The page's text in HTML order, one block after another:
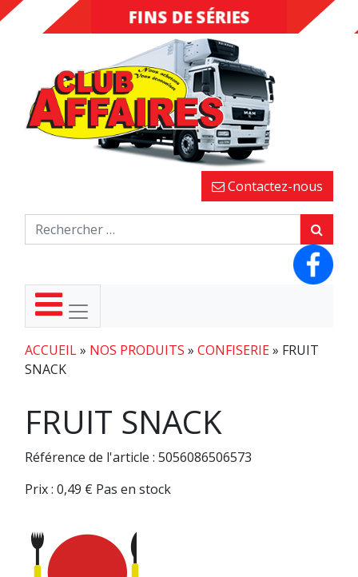
DESTOCKAGE
FINS DE SÉRIES
Contactez-nous
ACCUEIL» NOS PRODUITS » CONFISERIE» FRUIT
SNACK
FRUIT SNACK
Référence de l'article : 5056086506573
Prix : 0,49 € Pas en stock